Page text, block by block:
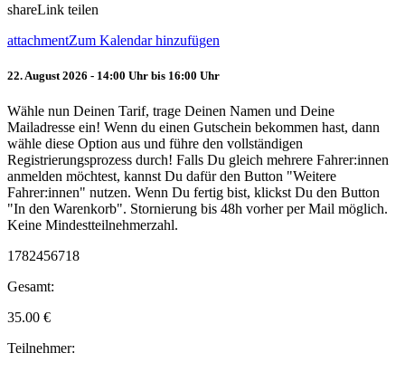
shareLink teilen
attachmentZum Kalendar hinzufügen
22. August 2026 - 14:00 Uhr bis 16:00 Uhr
Wähle nun Deinen Tarif, trage Deinen Namen und Deine
Mailadresse ein! Wenn du einen Gutschein bekommen hast, dann
wähle diese Option aus und führe den vollständigen
Registrierungsprozess durch! Falls Du gleich mehrere Fahrer:innen
anmelden möchtest, kannst Du dafür den Button "Weitere
Fahrer:innen" nutzen. Wenn Du fertig bist, klickst Du den Button
"In den Warenkorb". Stornierung bis 48h vorher per Mail möglich.
Keine Mindestteilnehmerzahl.
1782456718
Gesamt:
35.00 €
Teilnehmer: